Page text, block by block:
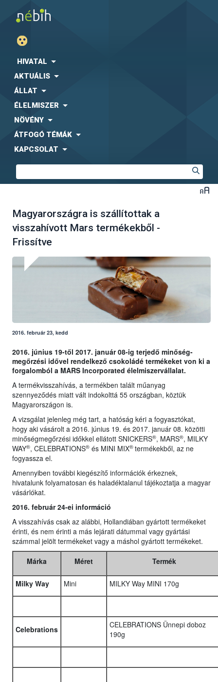
HIVATAL
AKTUÁLIS
ÁLLAT
ÉLELMISZER
NÖVÉNY
ÁTFOGÓ TÉMÁK
KAPCSOLAT
Magyarországra is szállítottak a
visszahívott Mars termékekből -
Frissítve
2016. február 23, kedd
2016. június 19-től 2017. január 08-ig terjedő minőség-
megőrzési idővel rendelkező csokoládé termékeket von ki a
forgalomból a MARS Incorporated élelmiszervállalat.
A termékvisszahívás, a termékben talált műanyag
szennyeződés miatt vált indokolttá 55 országban, köztük
Magyarországon is.
A vizsgálat jelenleg még tart, a hatóság kéri a fogyasztókat,
hogy aki vásárolt a 2016. június 19. és 2017. január 08. közötti
minőségmegőrzési időkkel ellátott SNICKERS®, MARS®, MILKY
WAY®, CELEBRATIONS® és MINI MIX® termékekből, az ne
fogyassza el.
Amennyiben további kiegészítő információk érkeznek,
hivatalunk folyamatosan és haladéktalanul tájékoztatja a magyar
vásárlókat.
2016. február 24-ei információ
A visszahívás csak az alábbi, Hollandiában gyártott termékeket
érinti, és nem érinti a más lejárati dátummal vagy gyártási
számmal jelölt termékeket vagy a máshol gyártott termékeket.
Márka Méret Termék
Milky Way Mini MILKY Way MINI 170g
Celebrations
CELEBRATIONS Ünnepi doboz
190g